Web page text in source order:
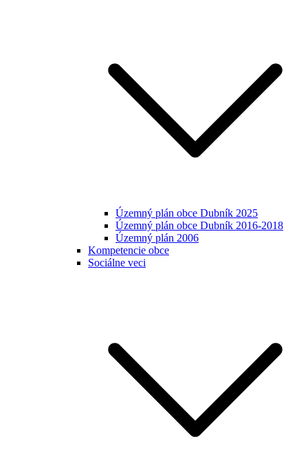
Územný plán obce Dubník 2025
Územný plán obce Dubník 2016-2018
Územný plán 2006
Kompetencie obce
Sociálne veci